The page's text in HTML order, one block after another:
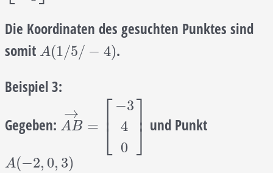
Die Koordinaten des gesuchten Punktes sind
somit A(1/5/ − 4)
A(1/5/−4 )
.
Beispiel 3:
Gegeben: AB
→
= ⎡
⎣
⎢ −3
4
0
⎤
⎦⎥
AB→=[ 3 0] und Punkt
A(−2, 0, 3)
A(−2,0, 3)